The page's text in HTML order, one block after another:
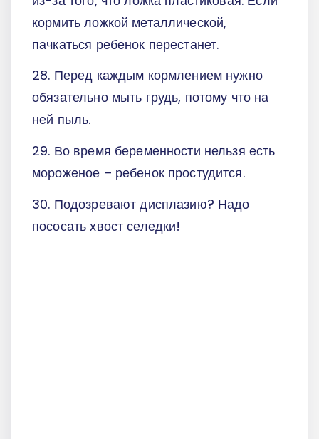
кормить ложкой металлической,
пачкаться ребенок перестанет.
28. Перед каждым кормлением нужно
обязательно мыть грудь, потому что на
ней пыль.
29. Во время беременности нельзя есть
мороженое – ребенок простудится.
30. Подозревают дисплазию? Надо
пососать хвост селедки!